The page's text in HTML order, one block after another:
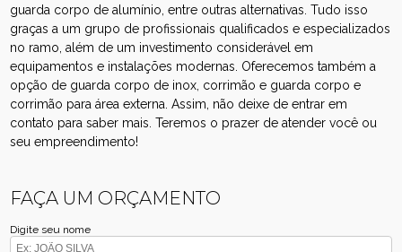
guarda corpo de alumínio, entre outras alternativas. Tudo isso
graças a um grupo de profissionais qualificados e especializados
no ramo, além de um investimento considerável em
equipamentos e instalações modernas. Oferecemos também a
opção de guarda corpo de inox, corrimão e guarda corpo e
corrimão para área externa. Assim, não deixe de entrar em
contato para saber mais. Teremos o prazer de atender você ou
seu empreendimento!
FAÇA UM ORÇAMENTO
Digite seu nome